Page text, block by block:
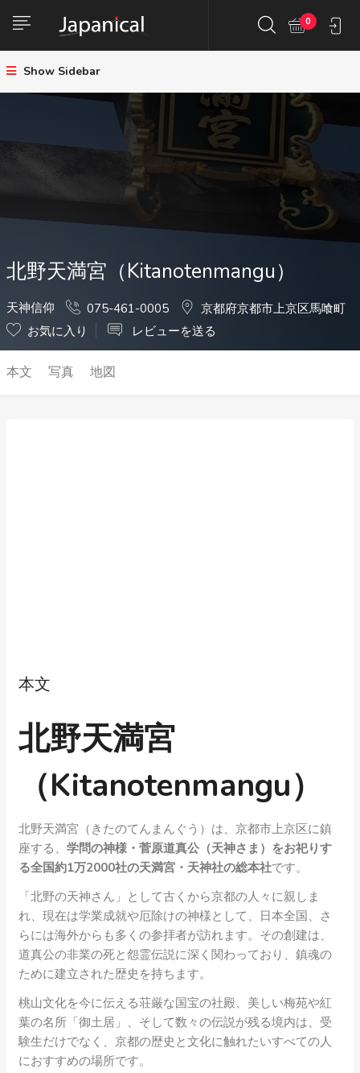
0
Show Sidebar
北野天満宮（Kitanotenmangu）
天神信仰 075-461-0005
京都府京都市上京区馬喰町
お気に入り
レビューを送る
本文 写真 地図
本文
北野天満宮
（Kitanotenmangu）
北野天満宮（きたのてんまんぐう）は、京都市上京区に鎮
座する、 学問の神様・菅原道真公（天神さま）をお祀りす
る全国約1万2000社の天満宮・天神社の総本社です。
「北野の天神さん」として古くから京都の人々に親しま
れ、現在は学業成就や厄除けの神様として、日本全国、さ
らには海外からも多くの参拝者が訪れます。その創建は、
道真公の非業の死と怨霊伝説に深く関わっており、鎮魂の
ために建立された歴史を持ちます。
桃山文化を今に伝える荘厳な国宝の社殿、美しい梅苑や紅
葉の名所「御土居」、そして数々の伝説が残る境内は、受
験生だけでなく、京都の歴史と文化に触れたいすべての人
におすすめの場所です。